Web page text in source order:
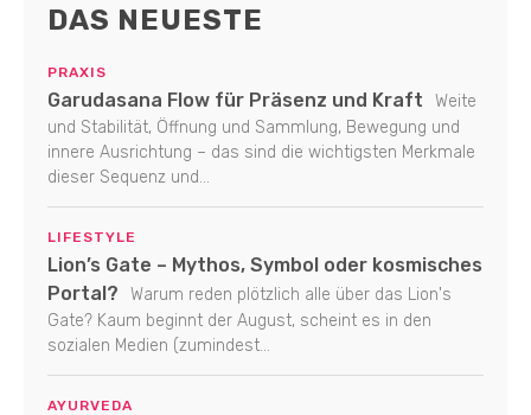
DAS NEUESTE
PRAXIS
Garudasana Flow für Präsenz und Kraft
Weite
und Stabilität, Öffnung und Sammlung, Bewegung und
innere Ausrichtung – das sind die wichtigsten Merkmale
dieser Sequenz und...
LIFESTYLE
Lion’s Gate – Mythos, Symbol oder kosmisches
Portal?
Warum reden plötzlich alle über das Lion's
Gate? Kaum beginnt der August, scheint es in den
sozialen Medien (zumindest...
AYURVEDA